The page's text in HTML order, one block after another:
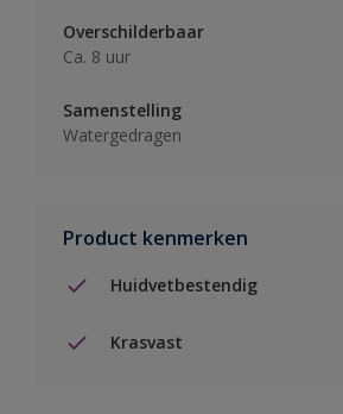
Overschilderbaar
Ca. 8 uur
Samenstelling
Watergedragen
Product kenmerken
Huidvetbestendig
Krasvast